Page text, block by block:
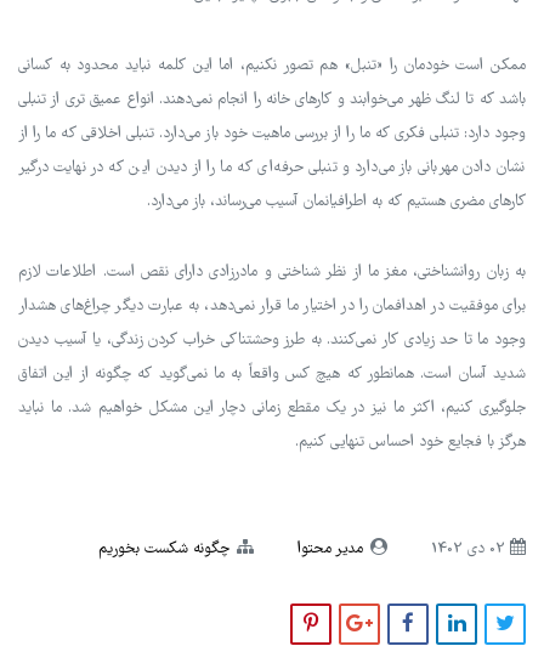
ممکن است خودمان را «تنبل» هم تصور نکنیم، اما این کلمه نباید محدود به کسانی
باشد که تا لنگ ظهر می‌خوابند و کارهای خانه را انجام نمی‌دهند. انواع عمیق تری از تنبلی
وجود دارد: تنبلی فکری که ما را از بررسی ماهیت خود باز می‌دارد. تنبلی اخلاقی که ما را از
نشان دادن مهربانی باز می‌دارد و تنبلی حرفه‌ای که ما را از دیدن این که در نهایت درگیر
کارهای مضری هستیم که به اطرافیانمان آسیب می‌رساند، باز می‌دارد.
به زبان روانشناختی، مغز ما از نظر شناختی و مادرزادی دارای نقص است. اطلاعات لازم
برای موفقیت در اهدافمان را در اختیار ما قرار نمی‌دهد، به عبارت دیگر چراغ‌های هشدار
وجود ما تا حد زیادی کار نمی‌کنند. به طرز وحشتناکی خراب کردن زندگی، یا آسیب دیدن
شدید آسان است. همانطور که هیچ کس واقعاً به ما نمی‌گوید که چگونه از این اتفاق
جلوگیری کنیم، اکثر ما نیز در یک مقطع زمانی دچار این مشکل خواهیم شد. ما نباید
هرگز با فجایع خود احساس تنهایی کنیم.
مدیر محتوا چگونه شکست بخوریم